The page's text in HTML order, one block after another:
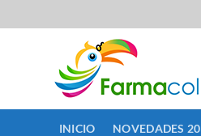
al
INICIO NOVEDADES